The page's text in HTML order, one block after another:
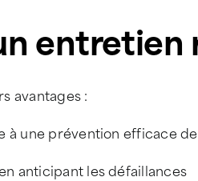
avantages :
à une prévention efficace
anticipant les défaillances